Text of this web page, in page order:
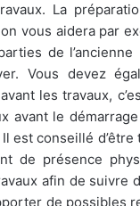
La
vous aidera par
de l’ancienne
Vous devez
les travaux,
avant le
est conseillé
de présence
afin de suivre
de possibles